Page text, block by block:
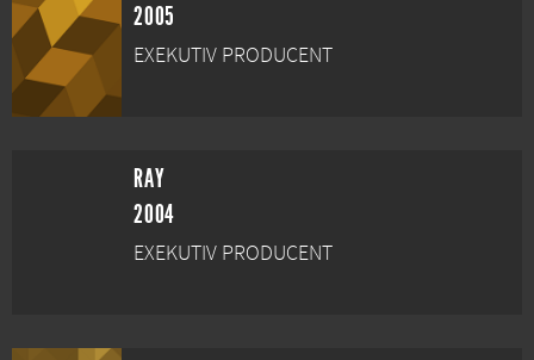
2005
EXEKUTIV PRODUCENT
RAY
2004
EXEKUTIV PRODUCENT